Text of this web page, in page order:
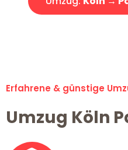
Erfahrene & günstige
Umzug Köln